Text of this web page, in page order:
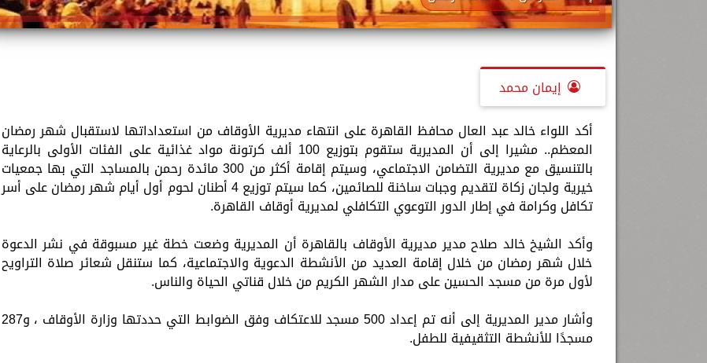
إيمان محمد
أكد اللواء خالد عبد العال محافظ القاهرة على انتهاء مديرية الأوقاف من استعداداتها لاستقبال شهر رمضان
المعظم.. مشيرا إلى أن المديرية ستقوم بتوزيع 100 ألف كرتونة مواد غذائية على الفئات الأولى بالرعاية
بالتنسيق مع مديرية التضامن الاجتماعي، وسيتم إقامة أكثر من 300 مائدة رحمن بالمساجد التي بها جمعيات
خيرية ولجان زكاة لتقديم وجبات ساخنة للصائمين، كما سيتم توزيع 4 أطنان لحوم أول أيام شهر رمضان على أسر
تكافل وكرامة في إطار الدور التوعوي التكافلي لمديرية أوقاف القاهرة.
وأكد الشيخ خالد صلاح مدير مديرية الأوقاف بالقاهرة أن المديرية وضعت خطة غير مسبوقة في نشر الدعوة
خلال شهر رمضان من خلال إقامة العديد من الأنشطة الدعوية والاجتماعية، كما ستنقل شعائر صلاة التراويح
لأول مرة من مسجد الحسين على مدار الشهر الكريم من خلال قناتي الحياة والناس.
وأشار مدير المديرية إلى أنه تم إعداد 500 مسجد للاعتكاف وفق الضوابط التي حددتها وزارة الأوقاف ، و287
مسجدًا للأنشطة التثقيفية للطفل.